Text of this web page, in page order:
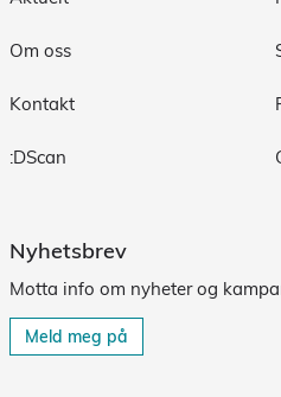
Om oss
Kontakt
:DScan
Nyhetsbrev
Motta info om nyheter og
Meld meg på